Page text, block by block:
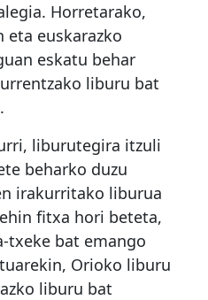
Horretarako,
euskarazko
eskatu behar
liburu bat
liburutegira itzuli
beharko duzu
irakurritako liburua
fitxa hori beteta,
txeke bat emango
Orioko liburu
liburu bat